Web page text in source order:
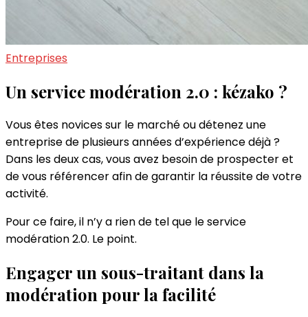
Entreprises
Un service modération 2.0 : kézako ?
Vous êtes novices sur le marché ou détenez une
entreprise de plusieurs années d’expérience déjà ?
Dans les deux cas, vous avez besoin de prospecter et
de vous référencer afin de garantir la réussite de votre
activité.
Pour ce faire, il n’y a rien de tel que le service
modération 2.0. Le point.
Engager un sous-traitant dans la
modération pour la facilité